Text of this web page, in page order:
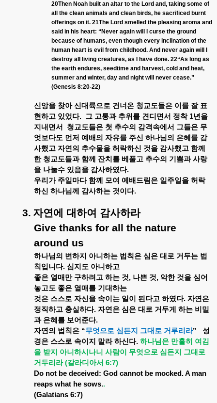
20Then Noah built an altar to the Lord and, taking some of
all the clean animals and clean birds, he sacrificed burnt
offerings on it. 21The Lord smelled the pleasing aroma and
said in his heart: “Never again will I curse the ground
because of humans, even though every inclination of the
human heart is evil from childhood. And never again will I
destroy all living creatures, as I have done. 22“As long as
the earth endures, seedtime and harvest, cold and heat,
summer and winter, day and night will never cease.”
(Genesis 8:20-22)
신앙을 찾아 신대륙으로 건너온 청교도들은 이를 잘 표
현하고 있었다. 그 고통과 추위를 견디면서 정착1년을
지내면서
청교도들은 첫 추수의 감격속에서 그들은 무
엇보다도 먼저 예배의 자유를 주신 하나님의 은혜를 감
사했고 자연의 추수물을 허락하신 것을 감사했고 함께
한 청교도들과 함께 잔치를 베풀고 추수의 기쁨과 사랑
을 나눌수 있음을 감사하였다.
우리가 주일마다 함께 모여 예배드림은 일주일을 허락
하신 하나님께 감사하는 것이다.
3. 자연에 대하여 감사하라
Give thanks for all the nature
around us
하나님의 변하지 아니하는 법칙은 심은 대로 거두는 법
칙입니다. 심지도 아니하고
좋은 열매만 구하려고 하는 것, 나쁜 것, 악한 것을 심어
놓고도 좋은 열매를 기대하는
것은 스스로 자신을 속이는 일이 된다고 하였다. 자연은
정직하고 충실하다. 자연은 심은 대로 거두게 하는 비밀
과 은혜를 보어준다.
자연의 법칙은 “무엇으로 심든지 그대로 거루리라”
성
경은 스스로 속이지 말라 하신다. 하나님은 만홀히 여김
을 받지 아니하시나니 사람이 무엇으로 심든지
그대로
거두리라(갈라디아서 6:7)
Do not be deceived: God cannot be mocked. A man
reaps what he sows..
(Galatians 6:7)